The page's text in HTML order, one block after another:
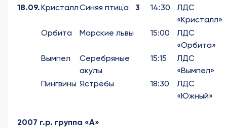
18.09.КристаллСиняя птица 3 14:30
ЛДС
«Кристалл»
Орбита
Морские львы 15:00
ЛДС
«Орбита»
Вымпел
Серебряные
акулы
15:15
ЛДС
«Вымпел»
Пингвины Ястребы 18:30
ЛДС
«Южный»
2007 г.р. группа «А»